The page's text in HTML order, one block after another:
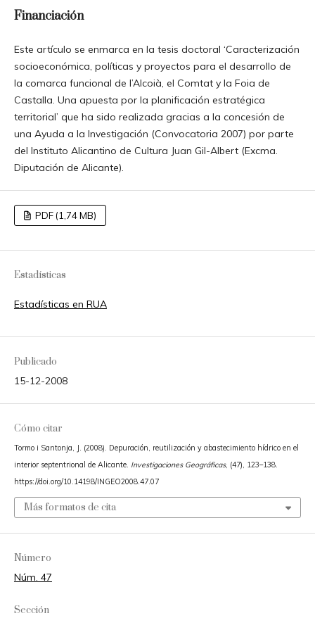
Financiación
Este artículo se enmarca en la tesis doctoral ‘Caracterización
socioeconómica, políticas y proyectos para el desarrollo de
la comarca funcional de l’Alcoià, el Comtat y la Foia de
Castalla. Una apuesta por la planificación estratégica
territorial’ que ha sido realizada gracias a la concesión de
una Ayuda a la Investigación (Convocatoria 2007) por parte
del Instituto Alicantino de Cultura Juan Gil-Albert (Excma.
Diputación de Alicante).
PDF (1,74 MB)
Estadísticas
Estadísticas en RUA
Publicado
15-12-2008
Cómo citar
Tormo i Santonja, J. (2008). Depuración, reutilización y abastecimiento hídrico en el
interior septentrional de Alicante. Investigaciones Geográficas, (47), 123–138.
https://doi.org/10.14198/INGEO2008.47.07
Más formatos de cita
Número
Núm. 47
Sección